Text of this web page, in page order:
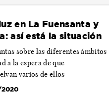
en La Fuensanta y
así está la situación
sobre las diferentes ámbitos
a la espera de que
varios de ellos